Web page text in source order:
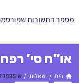
מספר התשובות שפורסמו
או”ח סי’
בַּיִת / שאלות / ש 123535